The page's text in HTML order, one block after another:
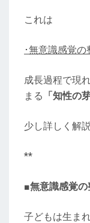
これは
･無意識感覚の
成長過程で現
まる 「知性の
少し詳しく解
**
■無意識感覚の
子どもは生ま